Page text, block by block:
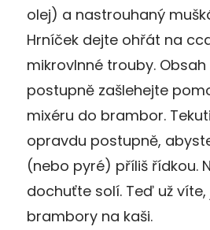
olej) a nastrouhaný
Hrníček dejte ohřát na
mikrovlnné trouby.
postupně zašlehejte
mixéru do brambor.
opravdu postupně,
(nebo pyré) příliš řídkou.
dochuťte solí. Teď už
brambory na kaši.